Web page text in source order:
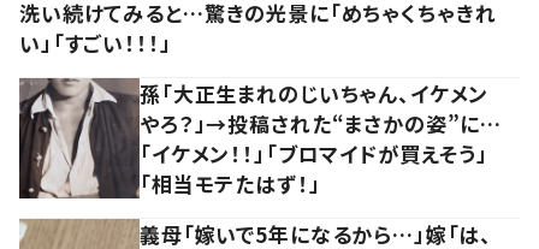
洗い続けてみると…驚きの光景に「めちゃくちゃきれ
い」「すごい！！！」
孫「大正生まれのじいちゃん、イケメン
やろ？」→投稿された“まさかの姿”に…
「イケメン！！」「ブロマイドが買えそう」
「相当モテたはず！」
義母「嫁いで5年になるから…」嫁「は、